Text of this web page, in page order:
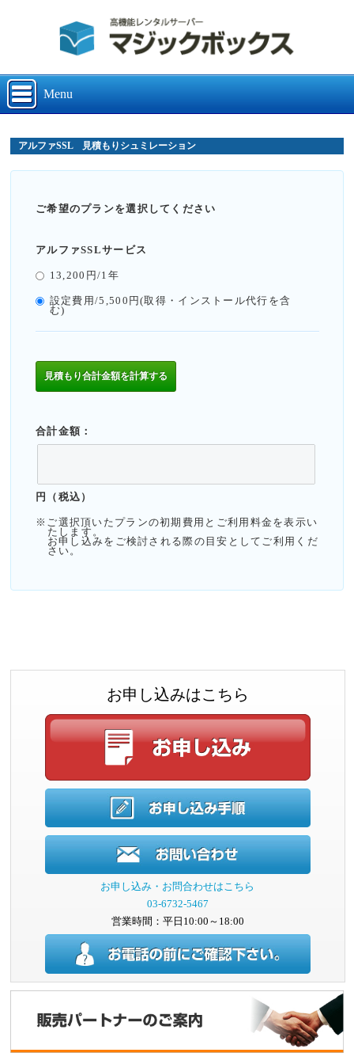
Menu
アルファSSL 見積もりシュミレーション
ご希望のプランを選択してください
アルファSSLサービス
13,200円/1年
設定費用/5,500円(取得・インストール代行を含
む)
合計金額：
円（税込）
※ご選択頂いたプランの初期費用とご利用料金を表示い
たします。
お申し込みをご検討される際の目安としてご利用くだ
さい。
お申し込みはこちら
お申し込み・お問合わせはこちら
03-6732-5467
営業時間：平日10:00～18:00